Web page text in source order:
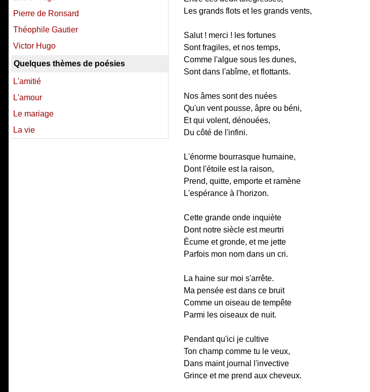
Les grands flots et les grands vents,
Salut ! merci ! les fortunes
Sont fragiles, et nos temps,
Comme l'algue sous les dunes,
Sont dans l'abîme, et flottants.
Nos âmes sont des nuées
Qu'un vent pousse, âpre ou béni,
Et qui volent, dénouées,
Du côté de l'infini.
L'énorme bourrasque humaine,
Dont l'étoile est la raison,
Prend, quitte, emporte et ramène
L'espérance à l'horizon.
Cette grande onde inquiète
Dont notre siècle est meurtri
Écume et gronde, et me jette
Parfois mon nom dans un cri.
La haine sur moi s'arrête.
Ma pensée est dans ce bruit
Comme un oiseau de tempête
Parmi les oiseaux de nuit.
Pendant qu'ici je cultive
Ton champ comme tu le veux,
Dans maint journal l'invective
Grince et me prend aux cheveux.
Pierre de Ronsard
Théophile Gautier
Victor Hugo
Quelques thèmes de poésies
L'amitié
L'amour
Le mariage
La vie